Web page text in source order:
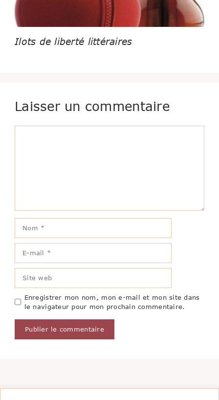
Ilots de liberté littéraires
Laisser un commentaire
mail
web
Enregistrer mon nom, mon e-mail et mon site dans
le navigateur pour mon prochain commentaire.